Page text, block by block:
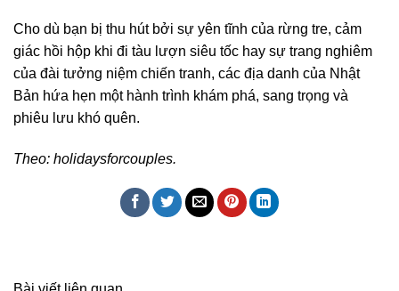
Cho dù bạn bị thu hút bởi sự yên tĩnh của rừng tre, cảm
giác hồi hộp khi đi tàu lượn siêu tốc hay sự trang nghiêm
của đài tưởng niệm chiến tranh, các địa danh của Nhật
Bản hứa hẹn một hành trình khám phá, sang trọng và
phiêu lưu khó quên.
Theo: holidaysforcouples.